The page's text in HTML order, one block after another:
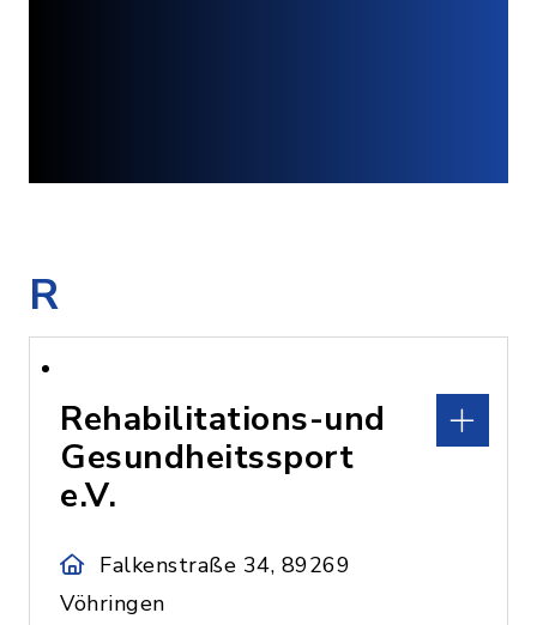
R
Rehabilitations-und
Gesundheitssport
e.V.
Falkenstraße 34, 89269
Vöhringen